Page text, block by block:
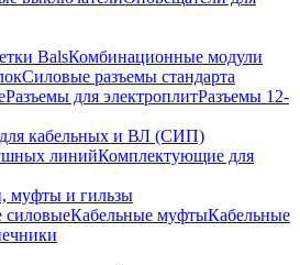
BalsКомбинационные модули
Силовые разъемы стандарта
Разъемы для электроплитРазъемы 12-
кабельных и ВЛ (СИП)
линийКомплектующие для
муфты и гильзы
силовыеКабельные муфтыКабельные